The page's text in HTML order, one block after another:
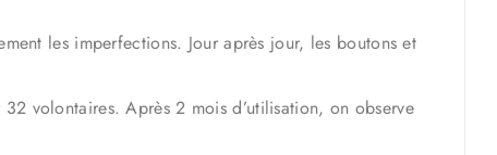
les imperfections. Jour après jour, les boutons et
volontaires. Après 2 mois d’utilisation, on observe